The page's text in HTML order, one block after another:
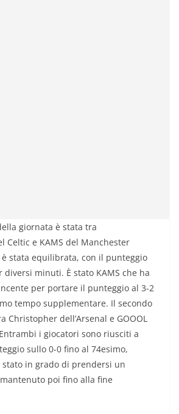
giornata è stata tra
Celtic e KAMS del Manchester
stata equilibrata, con il punteggio
minuti. È stato KAMS che ha
per portare il punteggio al 3-2
tempo supplementare. Il secondo
Christopher dell’Arsenal e GOOOL
i giocatori sono riusciti a
sullo 0-0 fino al 74esimo,
stato in grado di prendersi un
poi fino alla fine